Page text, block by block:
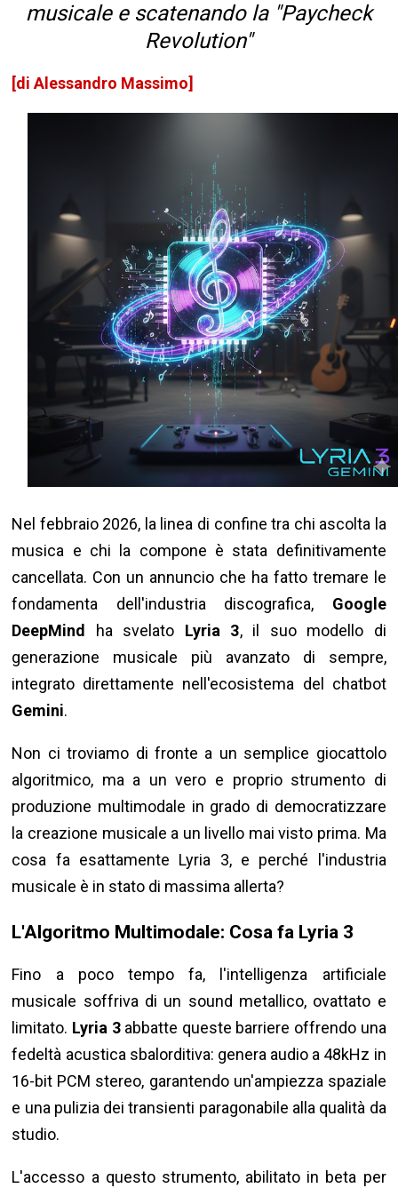
musicale e scatenando la "Paycheck
Revolution"
[di Alessandro Massimo]
Nel febbraio 2026, la linea di confine tra chi ascolta la
musica e chi la compone è stata definitivamente
cancellata. Con un annuncio che ha fatto tremare le
fondamenta dell'industria discografica, Google
DeepMind
ha svelato Lyria 3, il suo modello di
generazione musicale più avanzato di sempre,
integrato direttamente nell'ecosistema del chatbot
Gemini.
Non ci troviamo di fronte a un semplice giocattolo
algoritmico, ma a un vero e proprio strumento di
produzione multimodale in grado di democratizzare
la creazione musicale a un livello mai visto prima. Ma
cosa fa esattamente Lyria 3, e perché l'industria
musicale è in stato di massima allerta?
L'Algoritmo Multimodale: Cosa fa Lyria 3
Fino a poco tempo fa, l'intelligenza artificiale
musicale soffriva di un sound metallico, ovattato e
limitato. Lyria 3 abbatte queste barriere offrendo una
fedeltà acustica sbalorditiva: genera audio a 48kHz in
16-bit PCM stereo, garantendo un'ampiezza spaziale
e una pulizia dei transienti paragonabile alla qualità da
studio.
L'accesso a questo strumento, abilitato in beta per